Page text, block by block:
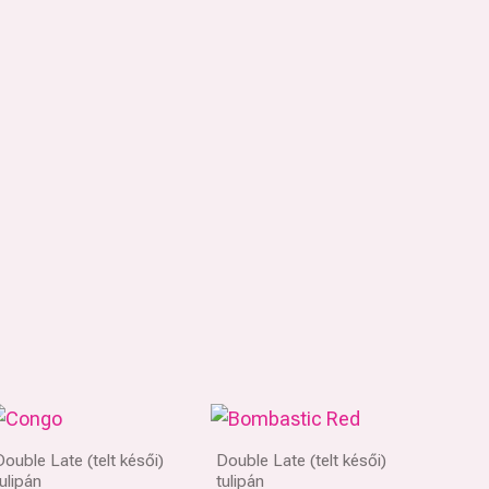
Late (telt késői)
Double Late (telt késői)
tulipán